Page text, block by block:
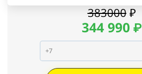
383000 ₽
344990 ₽